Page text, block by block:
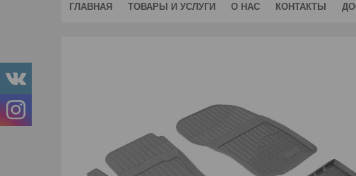
ГЛАВНАЯ ТОВАРЫ И УСЛУГИ О НАС КОНТАКТЫ